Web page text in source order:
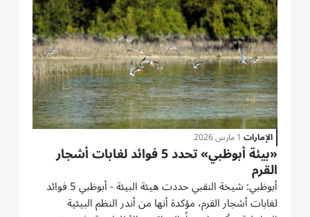
الإمارات 1 مارس 2026
«بيئة أبوظبي» تحدد 5 فوائد لغابات أشجار
القرم
أبوظبي: شيخة النقبي حددت هيئة البيئة - أبوظبي 5 فوائد
لغابات أشجار القرم، مؤكدة أنها من أندر النظم البيئية